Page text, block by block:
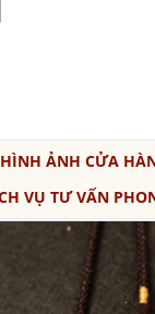
HÌNH ẢNH CỬA
VỤ TƯ VẤN